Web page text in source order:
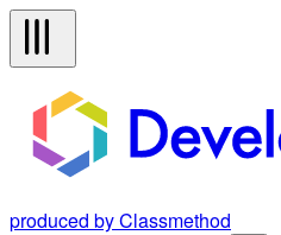
produced by Classmethod